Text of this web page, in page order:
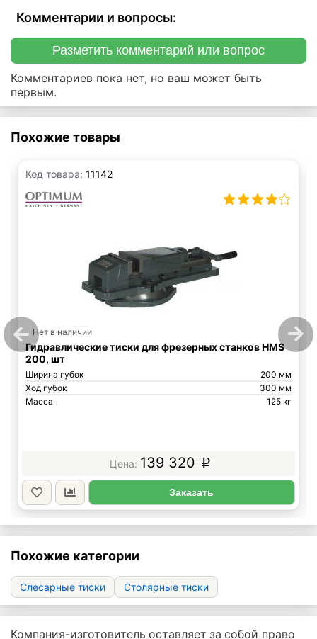
Комментарии и вопросы:
Разметить комментарий или вопрос
Комментариев пока нет, но ваш может быть
первым.
Похожие товары
Код товара: 11142
Нет в наличии
Гидравлические тиски для фрезерных станков HMS
200, шт
Ширина губок
200 мм
Ход губок
300 мм
Масса
125 кг
139 320 p
Заказать
Похожие категории
Слесарные тиски Cтолярные тиски
Компания-изготовитель оставляет за собой право